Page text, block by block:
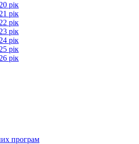
рік
рік
рік
рік
рік
рік
рік
програм